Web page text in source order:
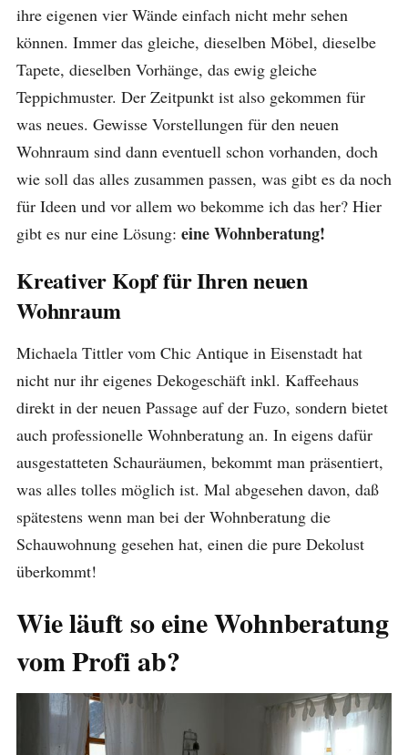
ihre eigenen vier Wände einfach nicht mehr sehen
können. Immer das gleiche, dieselben Möbel, dieselbe
Tapete, dieselben Vorhänge, das ewig gleiche
Teppichmuster. Der Zeitpunkt ist also gekommen für
was neues. Gewisse Vorstellungen für den neuen
Wohnraum sind dann eventuell schon vorhanden, doch
wie soll das alles zusammen passen, was gibt es da noch
für Ideen und vor allem wo bekomme ich das her? Hier
gibt es nur eine Lösung: eine Wohnberatung!
Kreativer Kopf für Ihren neuen
Wohnraum
Michaela Tittler vom Chic Antique in Eisenstadt hat
nicht nur ihr eigenes Dekogeschäft inkl. Kaffeehaus
direkt in der neuen Passage auf der Fuzo, sondern bietet
auch professionelle Wohnberatung an. In eigens dafür
ausgestatteten Schauräumen, bekommt man präsentiert,
was alles tolles möglich ist. Mal abgesehen davon, daß
spätestens wenn man bei der Wohnberatung die
Schauwohnung gesehen hat, einen die pure Dekolust
überkommt!
Wie läuft so eine Wohnberatung
vom Profi ab?